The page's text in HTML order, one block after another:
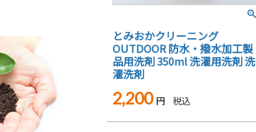
とみおかクリーニング
OUTDOOR 防水・撥水加工製
品用洗剤 350ml 洗濯用洗剤 洗
濯洗剤
2,200 税込